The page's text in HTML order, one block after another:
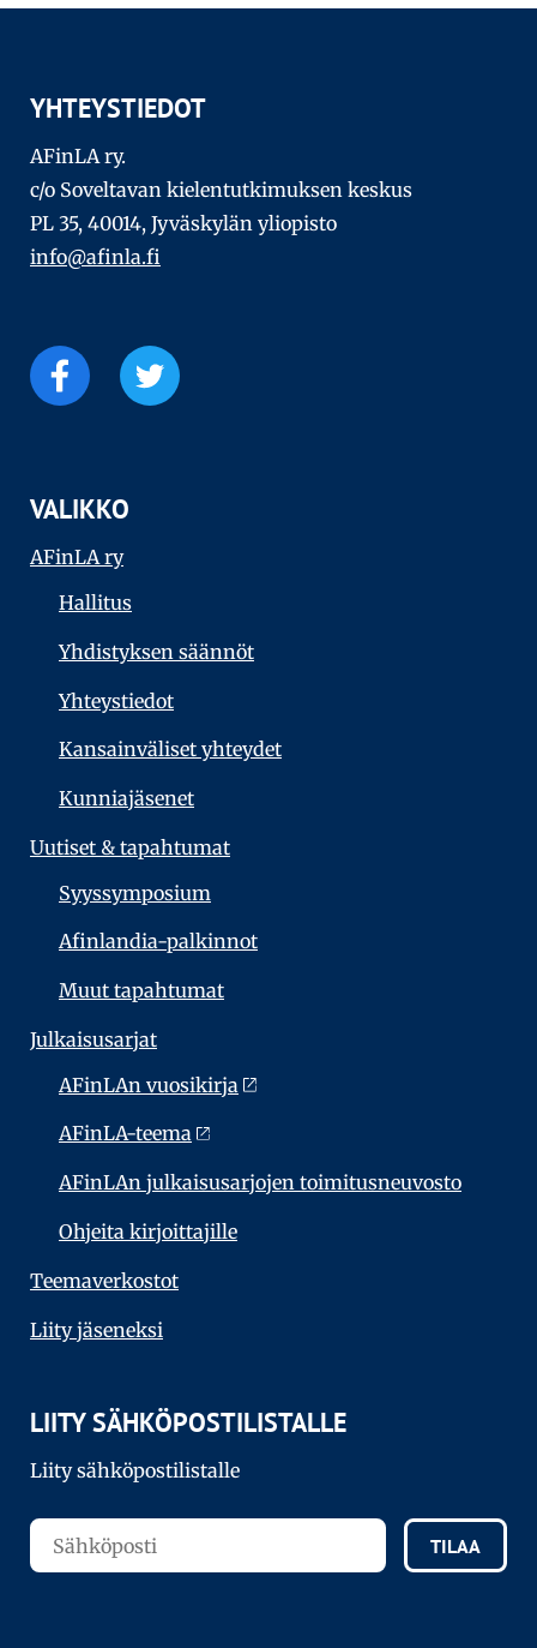
YHTEYSTIEDOT
AFinLA ry.
c/o Soveltavan kielentutkimuksen keskus
PL 35, 40014, Jyväskylän yliopisto
info@afinla.fi
VALIKKO
AFinLA ry
Hallitus
Yhdistyksen säännöt
Yhteystiedot
Kansainväliset yhteydet
Kunniajäsenet
Uutiset & tapahtumat
Syyssymposium
Afinlandia-palkinnot
Muut tapahtumat
Julkaisu­sarjat
AFinLAn vuosikirja
AFinLA-teema
AFinLAn julkaisusarjojen toimitusneuvosto
Ohjeita kirjoittajille
Teema­verkostot
Liity jäseneksi
LIITY SÄHKÖPOSTILISTALLE
Liity sähköpostilistalle
TILAA